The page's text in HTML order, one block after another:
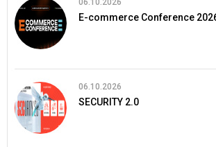
E-commerce Conference
06.10.2026
SECURITY 2.0